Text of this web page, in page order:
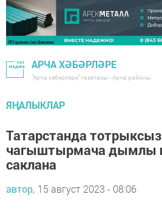
АРЧА ХӘБӘРЛӘРЕ
"Арча хәбәрләре" газетасы - Арча районы
ЯҢАЛЫКЛАР
Татарстанда
чагыштырмача дымлы
саклана
автор, 15 август 2023 - 08:06